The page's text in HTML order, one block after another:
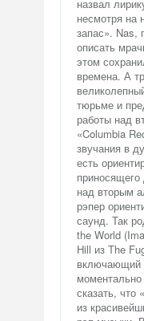
назвал
несмотря на
запас». Nas,
описать
этом
времена. А
тюрьме и
работы над
«Columbia
звучания в
есть
приносящего
над вторым
рэпер
саунд. Так
the World
Hill из The
включающий
сказать, что
из